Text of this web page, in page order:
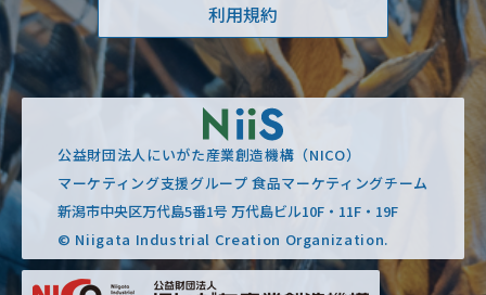
利用規約
公益財団法人にいがた産業創造機構（NICO）
マーケティング支援グループ 食品マーケティングチーム
新潟市中央区万代島5番1号 万代島ビル10F・11F・19F
© Niigata Industrial Creation Organization.